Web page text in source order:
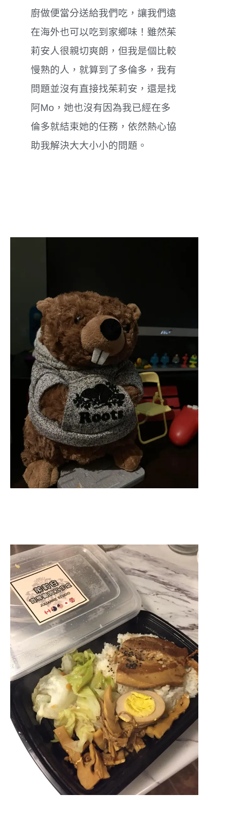
廚做便當分送給我們吃，讓我們遠
在海外也可以吃到家鄉味！雖然茱
莉安人很親切爽朗，但我是個比較
慢熟的人，就算到了多倫多，我有
問題並沒有直接找茱莉安，還是找
阿Mo，她也沒有因為我已經在多
倫多就結束她的任務，依然熱心協
助我解決大大小小的問題。